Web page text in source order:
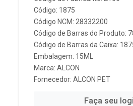
Código: 1875
Código NCM: 28332200
Código de Barras do Produto:
Código de Barras da Caixa:
Embalagem: 15ML
Marca: ALCON
Fornecedor: ALCON PET
Faça seu